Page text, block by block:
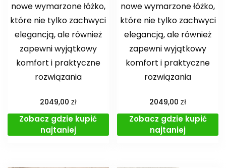
nowe wymarzone łóżko,
które nie tylko zachwyci
elegancją, ale również
zapewni wyjątkowy
komfort i praktyczne
rozwiązania
2049,00 zł
Zobacz gdzie kupić
najtaniej
nowe wymarzone łóżko,
które nie tylko zachwyci
elegancją, ale również
zapewni wyjątkowy
komfort i praktyczne
rozwiązania
2049,00zł
Zobacz gdzie kupić
najtaniej